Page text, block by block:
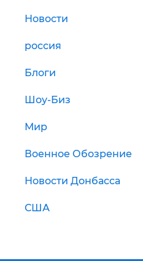
Новости
россия
Блоги
Шоу-Биз
Мир
Военное Обозрение
Новости Донбасса
США